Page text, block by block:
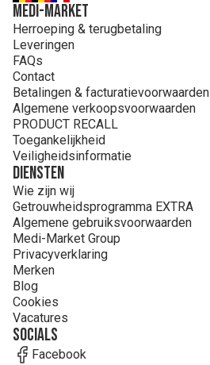
MEDI-MARKET
Herroeping & terugbetaling
Leveringen
FAQs
Contact
Betalingen & facturatievoorwaarden
Algemene verkoopsvoorwaarden
PRODUCT RECALL
Toegankelijkheid
Veiligheidsinformatie
Diensten
Wie zijn wij
Getrouwheidsprogramma EXTRA
Algemene gebruiksvoorwaarden
Medi-Market Group
Privacyverklaring
Merken
Blog
Cookies
Vacatures
Socials
Facebook